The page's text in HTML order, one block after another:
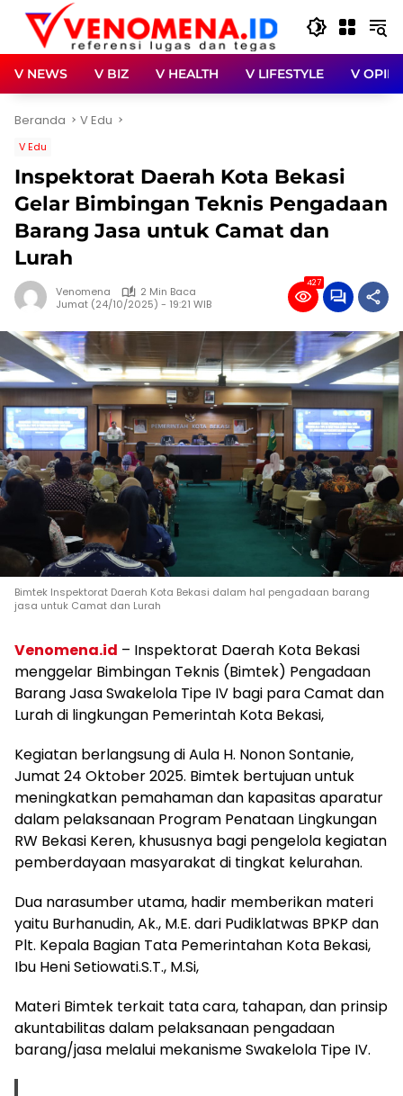
Langsung
konten
V NEWS V BIZ V HEALTH V LIFESTYLE V OPINI
Beranda V Edu
V Edu
Inspektorat Daerah Kota Bekasi
Gelar Bimbingan Teknis Pengadaan
Barang Jasa untuk Camat dan
Lurah
Venomena
2 Min Baca
Jumat (24/10/2025) - 19:21 WIB
427
Bimtek Inspektorat Daerah Kota Bekasi dalam hal pengadaan barang
jasa untuk Camat dan Lurah
Venomena.id – Inspektorat Daerah Kota Bekasi
menggelar Bimbingan Teknis (Bimtek) Pengadaan
Barang Jasa Swakelola Tipe IV bagi para Camat dan
Lurah di lingkungan Pemerintah Kota Bekasi,
Kegiatan berlangsung di Aula H. Nonon Sontanie,
Jumat 24 Oktober 2025. Bimtek bertujuan untuk
meningkatkan pemahaman dan kapasitas aparatur
dalam pelaksanaan Program Penataan Lingkungan
RW Bekasi Keren, khususnya bagi pengelola kegiatan
pemberdayaan masyarakat di tingkat kelurahan.
Dua narasumber utama, hadir memberikan materi
yaitu Burhanudin, Ak., M.E. dari Pudiklatwas BPKP dan
Plt. Kepala Bagian Tata Pemerintahan Kota Bekasi,
Ibu Heni Setiowati.S.T., M.Si,
Materi Bimtek terkait tata cara, tahapan, dan prinsip
akuntabilitas dalam pelaksanaan pengadaan
barang/jasa melalui mekanisme Swakelola Tipe IV.